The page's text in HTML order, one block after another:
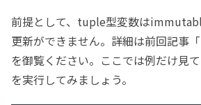
前提として、tuple型変数は
更新ができません。詳細は前回記事「
を御覧ください。ここでは例だけ見
を実行してみましょう。